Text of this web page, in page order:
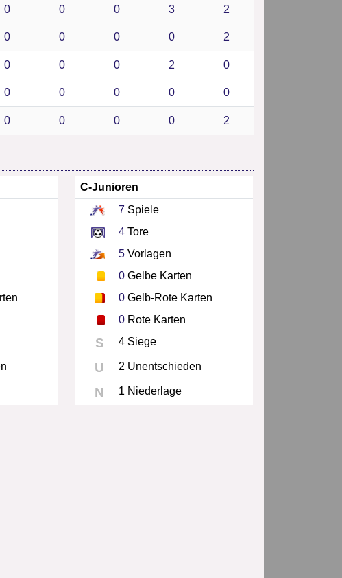
0 0 0 3 2
0 0 0 0 2
0 0 0 2 0
0 0 0 0 0
0 0 0 0 2
C-Junioren
7 Spiele
4 Tore
5 Vorlagen
0 Gelbe Karten
0 Gelb-Rote Karten
0 Rote Karten
S 4 Siege
U 2 Unentschieden
N 1 Niederlage